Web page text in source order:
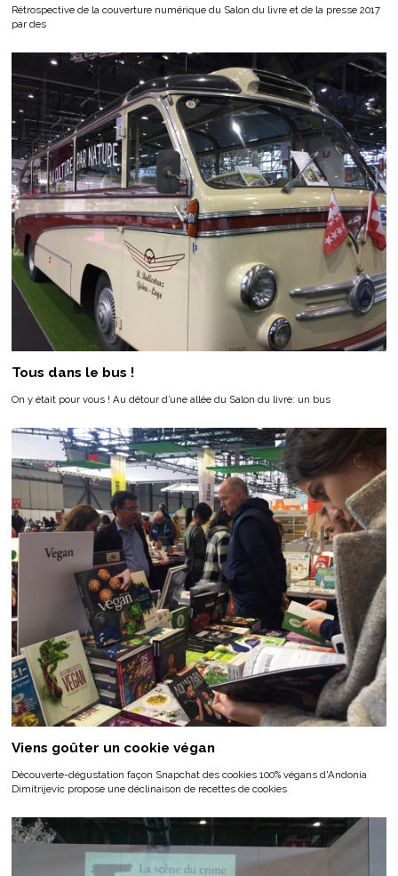
Rétrospective de la couverture numérique du Salon du livre et de la presse 2017
par des
Tous dans le bus !
On y était pour vous ! Au détour d’une allée du Salon du livre: un bus
Viens goûter un cookie végan
Découverte-dégustation façon Snapchat des cookies 100% végans d'Andonia
Dimitrijevic propose une déclinaison de recettes de cookies